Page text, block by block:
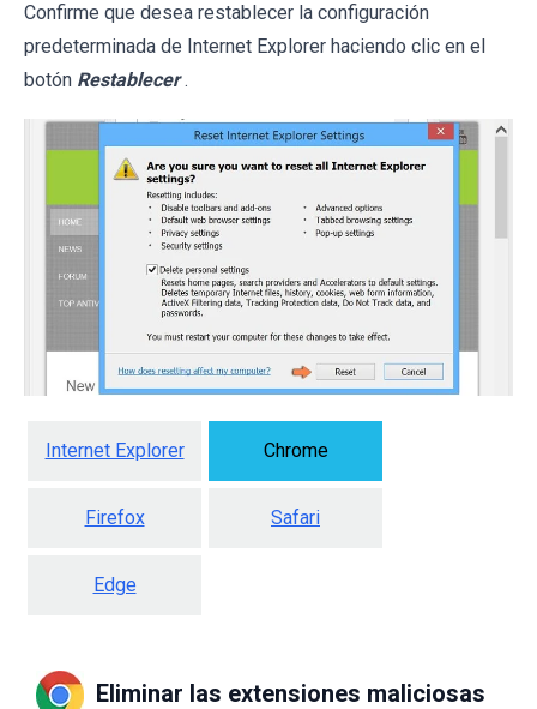
Confirme que desea restablecer la configuración
predeterminada de Internet Explorer haciendo clic en el
botón Restablecer .
Internet Explorer Chrome
Firefox Safari
Edge
Eliminar las extensiones maliciosas